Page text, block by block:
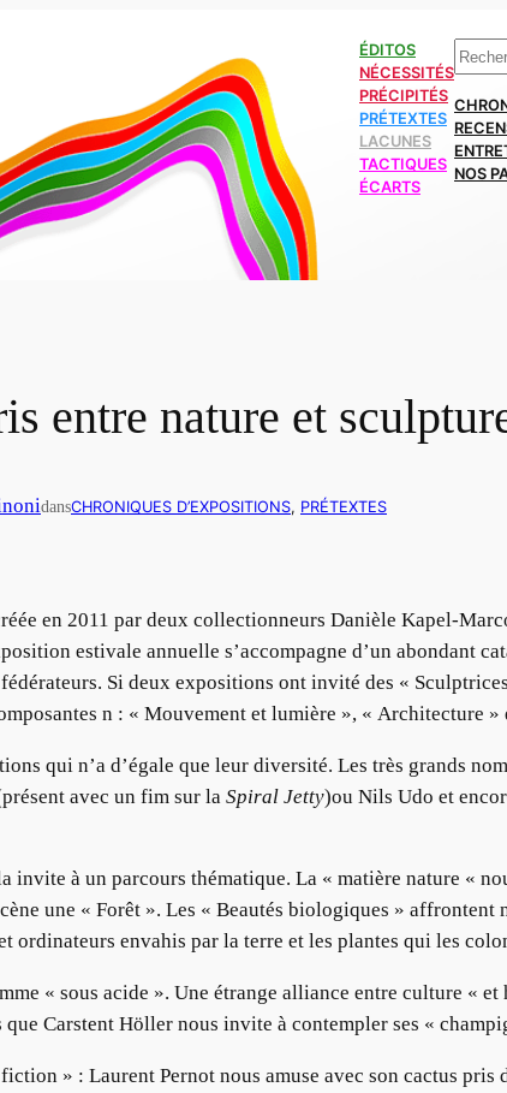
ÉDITOS
NÉCESSITÉS
PRÉCIPITÉS
PRÉTEXTES
LACUNES
TACTIQUES
ÉCARTS
NOS
entre nature et
dansCHRONIQUES D’EXPOSITIONS, PRÉTEXTES
en 2011 par deux collectionneurs Danièle Kapel-
estivale annuelle s’accompagne d’un abondant
Si deux expositions ont invité des «
n : « Mouvement et lumière », « Architecture
qui n’a d’égale que leur diversité. Les très grands
avec un fim sur la Spiral Jetty)ou Nils Udo et
invite à un parcours thématique. La « matière nature «
une « Forêt ». Les « Beautés biologiques »
ordinateurs envahis par la terre et les plantes qui les
« sous acide ». Une étrange alliance entre culture «
Carstent Höller nous invite à contempler ses «
» : Laurent Pernot nous amuse avec son cactus pris